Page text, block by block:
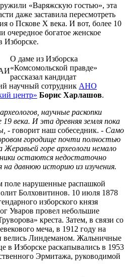
«Варяжскую гостью», эта
даже заставила пересмотреть
о Пскове X века. И вот, более 10
очередное богатое женское
Изборске.
О даме из Изборска
«Комсомольской правде»
рассказал кандидат
научный сотрудник АНО
центр» Борис Харлашов.
научные раскопки
века. И эта древняя земля пока
- говорит наш собеседник. - Само
городище почти полностью
Жеравьей горе археологи немало
остаются недостаточно
на давнюю историю из изучения.
поле нарушенные распашкой
Болховитинов. 10 июля 1878
изборского князя
Уваров провел небольшие
креста. Затем, в связи со
меча, в 1912 году на
велись Линдеманом. Жальничные
в Изборске раскапывались в 1953
Эрмитажа, руководимой